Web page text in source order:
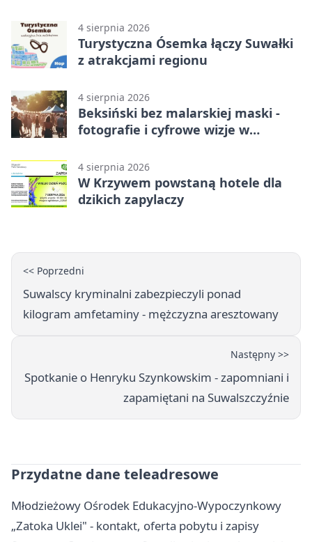
4 sierpnia 2026
Turystyczna Ósemka łączy Suwałki
z atrakcjami regionu
4 sierpnia 2026
Beksiński bez malarskiej maski -
fotografie i cyfrowe wizje w
4 sierpnia 2026
W Krzywem powstaną hotele dla
dzikich zapylaczy
<< Poprzedni
Suwalscy kryminalni zabezpieczyli ponad
kilogram amfetaminy - mężczyzna aresztowany
Następny >>
Spotkanie o Henryku Szynkowskim - zapomniani i
zapamiętani na Suwalszczyźnie
Przydatne dane teleadresowe
Młodzieżowy Ośrodek Edukacyjno-Wypoczynkowy
„Zatoka Uklei" - kontakt, oferta pobytu i zapisy